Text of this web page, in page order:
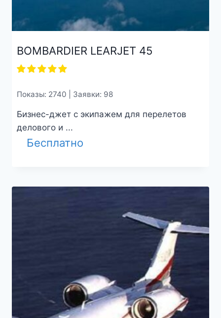
BOMBARDIER LEARJET 45
Показы: 2740 | Заявки: 98
Бизнес-джет с экипажем для перелетов
делового и ...
Бесплатно